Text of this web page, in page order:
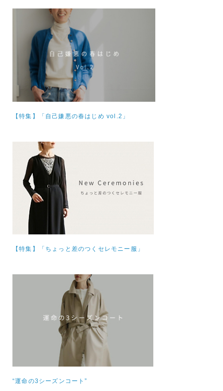
【特集】 「自己嫌悪の春はじめ vol.2」
【特集】 「ちょっと差のつくセレモニー服」
“運命の3シーズンコート”